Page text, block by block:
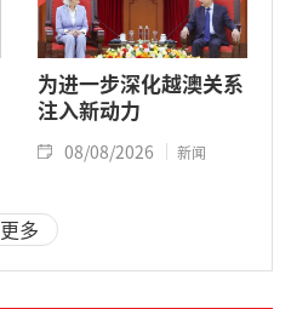
为进一步深化越澳关系
注入新动力
08/08/2026 新闻
更多